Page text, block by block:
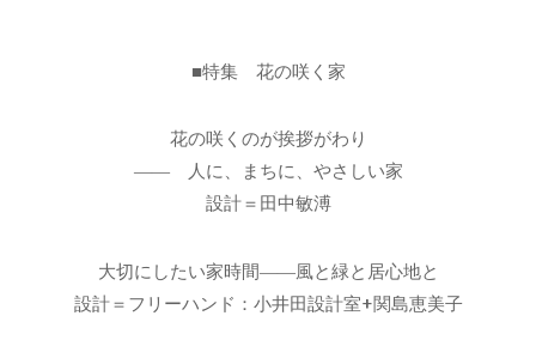
■特集 花の咲く家
花の咲くのが挨拶がわり
―― 人に、まちに、やさしい家
設計＝田中敏溥
大切にしたい家時間――風と緑と居心地と
設計＝フリーハンド：小井田設計室+関島恵美子